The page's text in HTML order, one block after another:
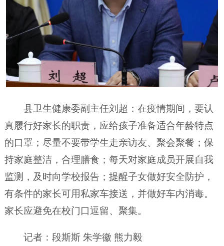
县卫生健康委副主任刘超：在疫情期间，要认
真履行好家长的职责，应给孩子准备适合年龄特点
的口罩；尽量不要带学生走亲访友、聚会聚餐；保
持家庭整洁，合理膳食；每天对家庭成员开展自我
监测，及时向学校报告；提醒子女做好安全防护，
有条件的家长可用私家车接送，并做好车内消毒。
家长应避免在校门口逗留、聚集。
记者：段斯斯 朱学徽 熊力毅